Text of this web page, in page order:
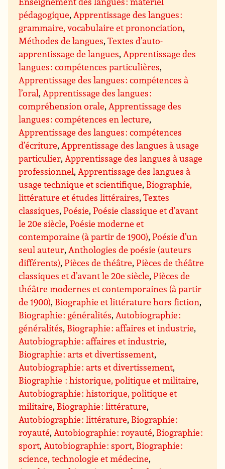
pédagogique,Apprentissage des langues :
grammaire, vocabulaire et prononciation,
Méthodes de langues,Textes d’auto-
apprentissage de langues,Apprentissage des
langues : compétences particulières,
Apprentissage des langues : compétences à
l’oral,Apprentissage des langues :
compréhension orale,Apprentissage des
langues : compétences en lecture,
Apprentissage des langues : compétences
d’écriture,Apprentissage des langues à usage
particulier,Apprentissage des langues à usage
professionnel,Apprentissage des langues à
usage technique et scientifique, Biographie,
littérature et études littéraires,Textes
classiques,Poésie,Poésie classique et d’avant
le 20e siècle,Poésie moderne et
contemporaine (à partir de 1900),Poésie d’un
seul auteur,Anthologies de poésie (auteurs
différents),Pièces de théâtre,Pièces de théâtre
classiques et d’avant le 20e siècle,Pièces de
théâtre modernes et contemporaines (à partir
de 1900), Biographie et littérature hors fiction,
Biographie : généralités,Autobiographie :
généralités, Biographie : affaires et industrie,
Autobiographie : affaires et industrie,
Biographie : arts et divertissement,
Autobiographie : arts et divertissement,
Biographie : historique, politique et militaire,
Autobiographie : historique, politique et
militaire, Biographie : littérature,
Autobiographie : littérature, Biographie :
royauté,Autobiographie : royauté, Biographie :
sport,Autobiographie : sport, Biographie :
science, technologie et médecine,